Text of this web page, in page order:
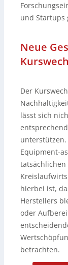
und Startups
Neue
Der
lässt sich
unterstützen.
Equipment-
tatsächlichen
hierbei ist,
Herstellers
oder
betrachten.